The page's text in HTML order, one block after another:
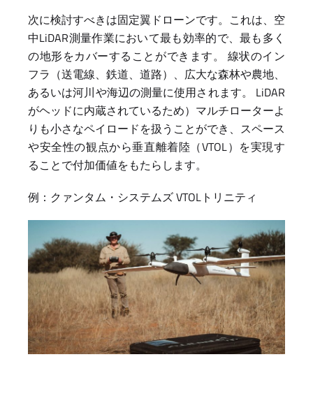
次に検討すべきは固定翼ドローンです。これは、空
中LiDAR測量作業において最も効率的で、最も多く
の地形をカバーすることができます。 線状のイン
フラ（送電線、鉄道、道路）、広大な森林や農地、
あるいは河川や海辺の測量に使用されます。 LiDAR
がヘッドに内蔵されているため）マルチローターよ
りも小さなペイロードを扱うことができ、スペース
や安全性の観点から垂直離着陸（VTOL）を実現す
ることで付加価値をもたらします。
例：クァンタム・システムズ VTOLトリニティ